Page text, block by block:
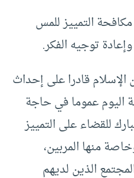
التمييز للمس
توجيه الفكر.
قادرا على إحداث
اليوم عموما في حاجة
للقضاء على التمييز
منها المربين،
الذين لديهم